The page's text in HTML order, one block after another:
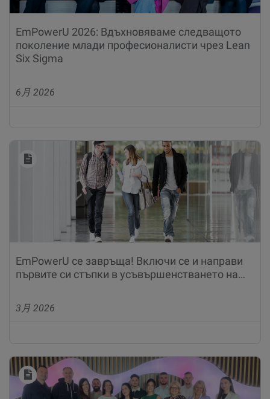
EmPowerU 2026: Вдъхновяваме следващото
поколение млади професионалисти чрез Lean
Six Sigma
6月 2026
EmPowerU се завръща! Включи се и направи
първите си стъпки в усъвършенстването на…
3月 2026